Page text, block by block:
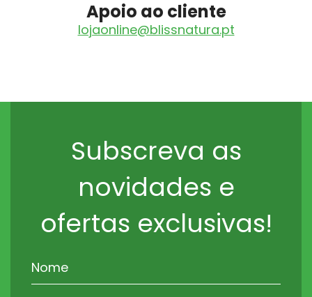
Apoio ao cliente
lojaonline@blissnatura.pt
Subscreva as
novidades e
ofertas exclusivas!